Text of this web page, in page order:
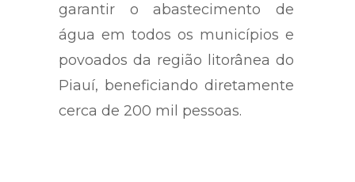
garantir o abastecimento de
água em todos os municípios e
povoados da região litorânea do
Piauí, beneficiando diretamente
cerca de 200 mil pessoas.